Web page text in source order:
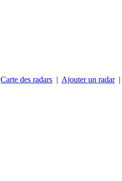
Carte des radars | Ajouter un radar |